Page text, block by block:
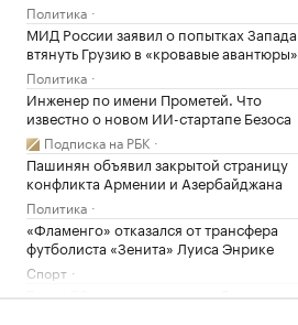
Политика
МИД России заявил о попытках Запада
втянуть Грузию в «кровавые авантюры»
Политика
Инженер по имени Прометей. Что
известно о новом ИИ-стартапе Безоса
Подписка на РБК
Пашинян объявил закрытой страницу
конфликта Армении и Азербайджана
Политика
«Фламенго» отказался от трансфера
футболиста «Зенита» Луиса Энрике
Спорт
Более 50 тыс. домов на юге Японии